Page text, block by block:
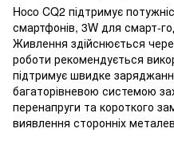
Hoco CQ2 підтримує
смартфонів, 3W для смарт-
Живлення здійснюється
роботи рекомендується
підтримує швидке
багаторівневою системою
перенапруги та короткого
виявлення сторонніх